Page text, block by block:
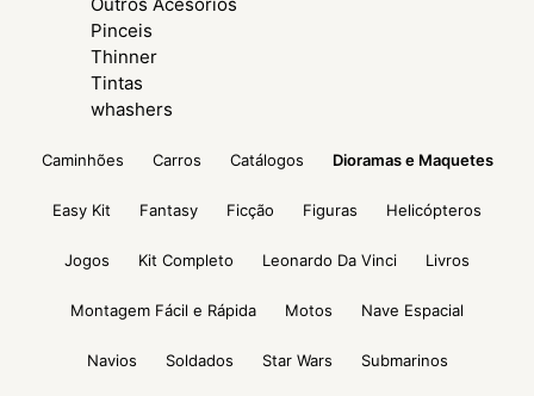
Pinceis
Thinner
Tintas
whashers
Caminhões Carros Catálogos Dioramas e Maquetes
Easy Kit Fantasy Ficção Figuras Helicópteros
Jogos Kit Completo Leonardo Da Vinci Livros
Montagem Fácil e Rápida Motos Nave Espacial
Navios Soldados Star Wars Submarinos